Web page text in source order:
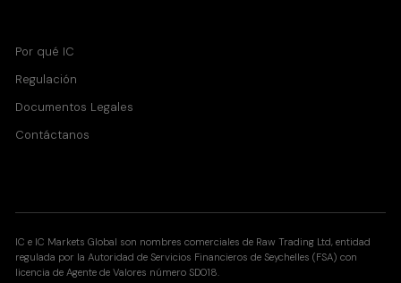
Por qué IC
Regulación
Documentos Legales
Contáctanos
IC e IC Markets Global son nombres comerciales de Raw Trading Ltd, entidad
regulada por la Autoridad de Servicios Financieros de Seychelles (FSA) con
licencia de Agente de Valores número SD018.